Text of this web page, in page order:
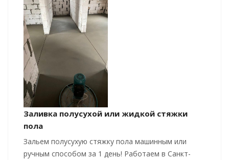
Заливка полусухой или жидкой стяжки
пола
Зальем полусухую стяжку пола машинным или
ручным способом за 1 день! Работаем в Санкт-